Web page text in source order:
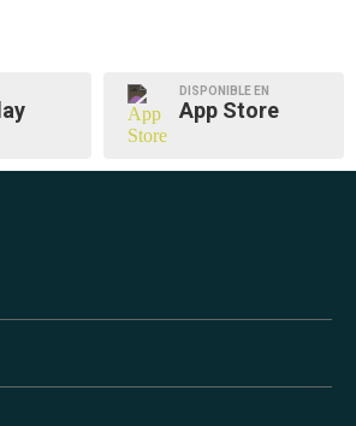
DISPONIBLE EN
App Store